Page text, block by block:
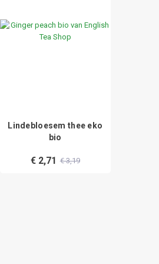
Lindebloesem thee eko
bio
€ 2,71 € 3,19